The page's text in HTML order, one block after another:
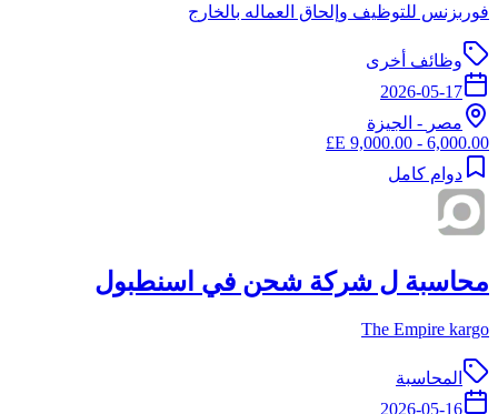
فوربزنس للتوظيف وإلحاق العماله بالخارج
وظائف أخرى
2026-05-17
مصر - الجيزة
6,000.00 - 9,000.00 E£
دوام كامل
محاسبة ل شركة شحن في اسنطبول
The Empire kargo
المحاسبة
2026-05-16